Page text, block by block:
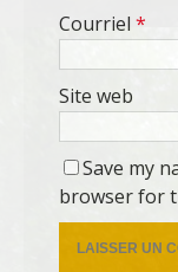
Courriel *
Site web
Save my
browser for